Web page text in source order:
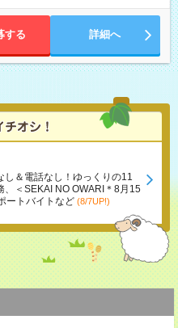
する 詳細へ
し＆電話なし！ゆっくりの11
＜SEKAI NO OWARI＊8月15
ートバイトなど (8/7UP!)